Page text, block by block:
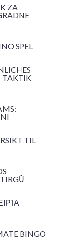
ZA
SPEL
G
U
TIL
BINGO